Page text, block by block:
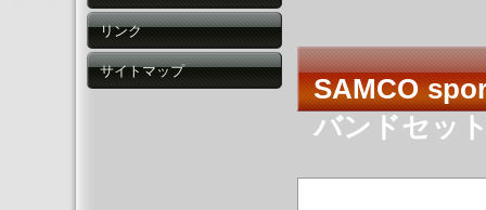
リンク
サイトマップ
SAMCO
バンドセッ